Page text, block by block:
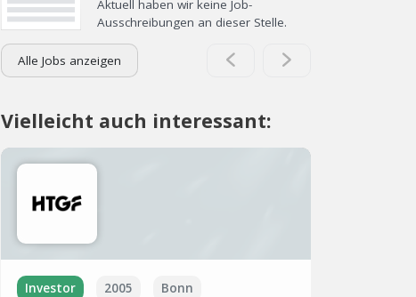
Aktuell haben wir keine Job-
Ausschreibungen an dieser Stelle.
Alle Jobs anzeigen
Vielleicht auch interessant:
Investor 2005 Bonn